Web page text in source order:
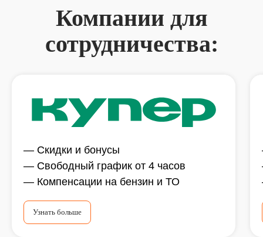
Компании для
сотрудничества:
— Скидки и бонусы
— Свободный график от 4 часов
— Компенсации на бензин и ТО
Узнать больше